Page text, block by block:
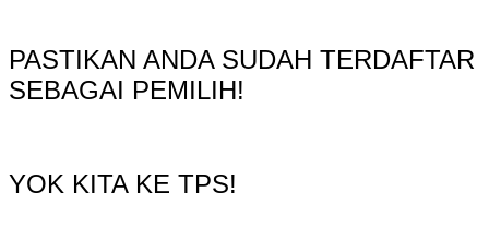
PASTIKAN ANDA SUDAH TERDAFTAR
SEBAGAI PEMILIH!
YOK KITA KE TPS!